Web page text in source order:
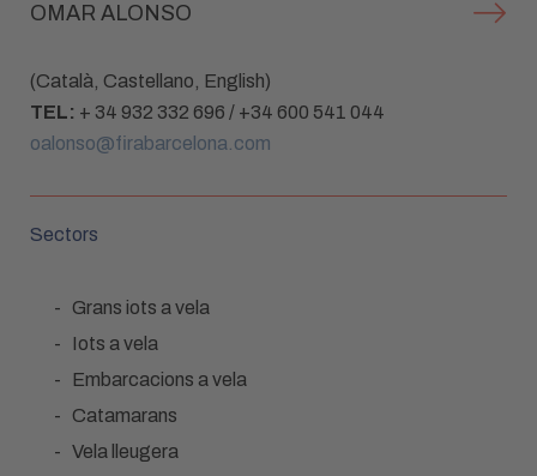
OMAR ALONSO
(Català, Castellano, English)
TEL: + 34 932 332 696 / +34 600 541 044
oalonso@firabarcelona.com
Sectors
Grans iots a vela
Iots a vela
Embarcacions a vela
Catamarans
Vela lleugera